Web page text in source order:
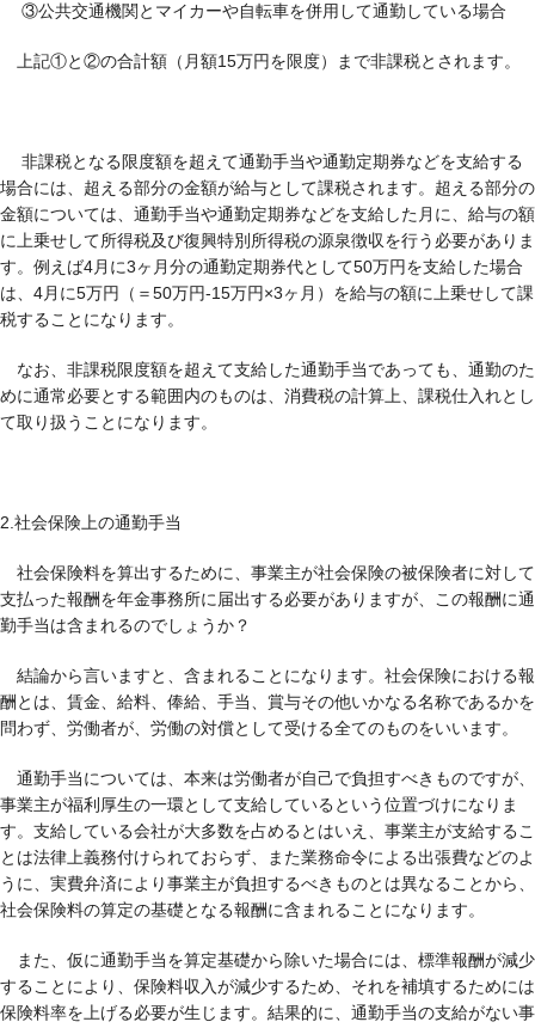
③公共交通機関とマイカーや自転車を併用して通勤している場合
上記①と②の合計額（月額15万円を限度）まで非課税とされます。
非課税となる限度額を超えて通勤手当や通勤定期券などを支給する
場合には、超える部分の金額が給与として課税されます。超える部分の
金額については、通勤手当や通勤定期券などを支給した月に、給与の額
に上乗せして所得税及び復興特別所得税の源泉徴収を行う必要がありま
す。例えば4月に3ヶ月分の通勤定期券代として50万円を支給した場合
は、4月に5万円（＝50万円-15万円×3ヶ月）を給与の額に上乗せして課
税することになります。
なお、非課税限度額を超えて支給した通勤手当であっても、通勤のた
めに通常必要とする範囲内のものは、消費税の計算上、課税仕入れとし
て取り扱うことになります。
2.社会保険上の通勤手当
社会保険料を算出するために、事業主が社会保険の被保険者に対して
支払った報酬を年金事務所に届出する必要がありますが、この報酬に通
勤手当は含まれるのでしょうか？
結論から言いますと、含まれることになります。社会保険における報
酬とは、賃金、給料、俸給、手当、賞与その他いかなる名称であるかを
問わず、労働者が、労働の対償として受ける全てのものをいいます。
通勤手当については、本来は労働者が自己で負担すべきものですが、
事業主が福利厚生の一環として支給しているという位置づけになりま
す。支給している会社が大多数を占めるとはいえ、事業主が支給するこ
とは法律上義務付けられておらず、また業務命令による出張費などのよ
うに、実費弁済により事業主が負担するべきものとは異なることから、
社会保険料の算定の基礎となる報酬に含まれることになります。
また、仮に通勤手当を算定基礎から除いた場合には、標準報酬が減少
することにより、保険料収入が減少するため、それを補填するためには
保険料率を上げる必要が生じます。結果的に、通勤手当の支給がない事